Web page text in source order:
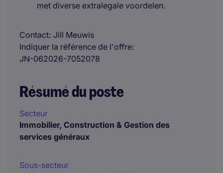
met diverse extralegale voordelen.
Contact Jill Meuwis
Indiquer la référence de l'offre
JN-062026-7052078
Résumé du poste
Secteur
Immobilier, Construction & Gestion des
services généraux
Sous-secteur